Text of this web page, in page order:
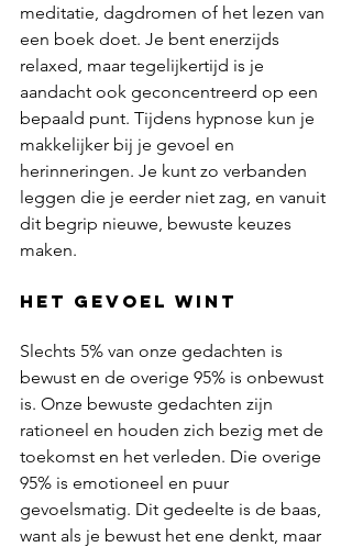
meditatie, dagdromen of het lezen van
een boek doet. Je bent enerzijds
relaxed, maar tegelijkertijd is je
aandacht ook geconcentreerd op een
bepaald punt. Tijdens hypnose kun je
makkelijker bij je gevoel en
herinneringen. Je kunt zo verbanden
leggen die je eerder niet zag, en vanuit
dit begrip nieuwe, bewuste keuzes
maken.
het gevoel wint
Slechts 5% van onze gedachten is
bewust en de overige 95% is onbewust
is. Onze bewuste gedachten zijn
rationeel en houden zich bezig met de
toekomst en het verleden. Die overige
95% is emotioneel en puur
gevoelsmatig. Dit gedeelte is de baas,
want als je bewust het ene denkt, maar